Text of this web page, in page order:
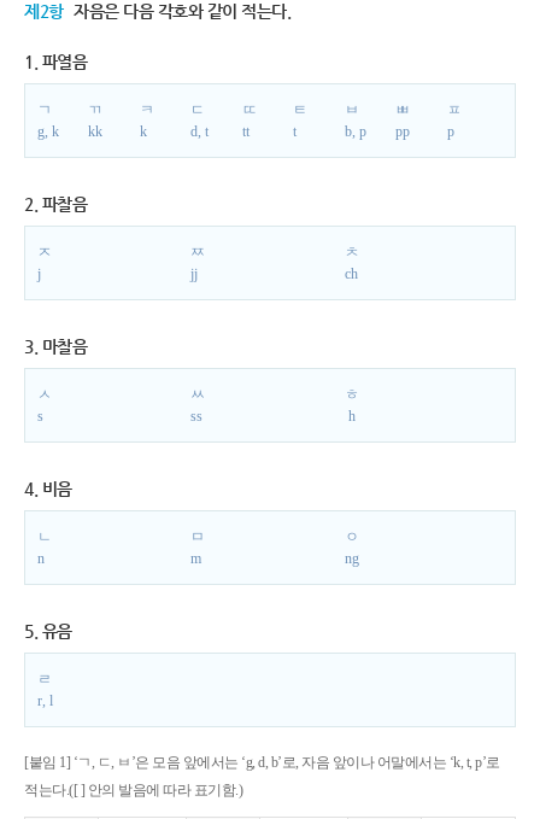
제2항 자음은 다음 각호와 같이 적는다.
1. 파열음
ㄱ
g, k
ㄲ
kk
ㅋ
k
ㄷ
d, t
ㄸ
tt
ㅌ
t
ㅂ
b, p
ㅃ
pp
ㅍ
p
2. 파찰음
ㅈ
j
ㅉ
jj
ㅊ
ch
3. 마찰음
ㅅ
s
ㅆ
ss
ㅎ
h
4. 비음
ㄴ
n
ㅁ
m
ㅇ
ng
5. 유음
ㄹ
r, l
[붙임 1] ‘ㄱ, ㄷ, ㅂ’은 모음 앞에서는 ‘g, d, b’로, 자음 앞이나 어말에서는 ‘k, t, p’로
적는다.([ ] 안의 발음에 따라 표기함.)